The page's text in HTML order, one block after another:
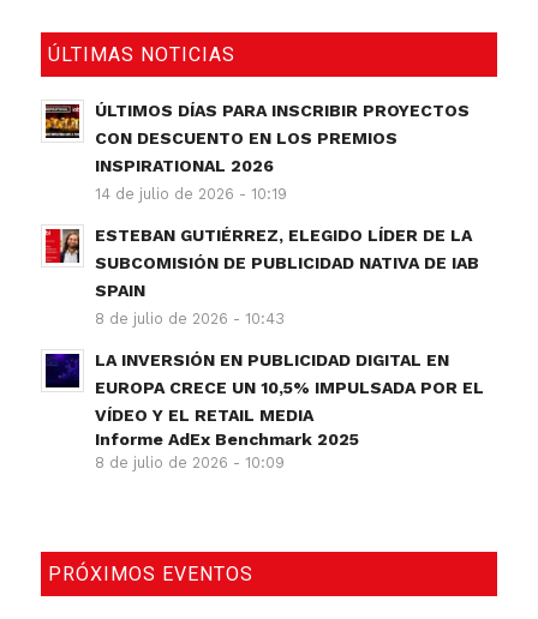
ÚLTIMAS NOTICIAS
ÚLTIMOS DÍAS PARA INSCRIBIR PROYECTOS
CON DESCUENTO EN LOS PREMIOS
INSPIRATIONAL 2026
14 de julio de 2026 - 10:19
ESTEBAN GUTIÉRREZ, ELEGIDO LÍDER DE LA
SUBCOMISIÓN DE PUBLICIDAD NATIVA DE IAB
SPAIN
8 de julio de 2026 - 10:43
LA INVERSIÓN EN PUBLICIDAD DIGITAL EN
EUROPA CRECE UN 10,5% IMPULSADA POR EL
VÍDEO Y EL RETAIL MEDIA
Informe AdEx Benchmark 2025
8 de julio de 2026 - 10:09
PRÓXIMOS EVENTOS